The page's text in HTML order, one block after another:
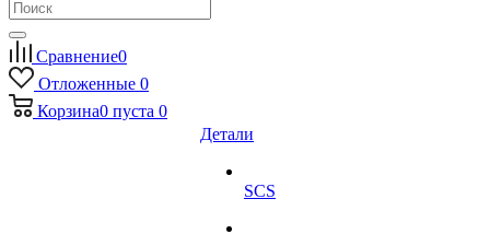
Сравнение0
Отложенные 0
Корзина0 пуста 0
Детали
SCS